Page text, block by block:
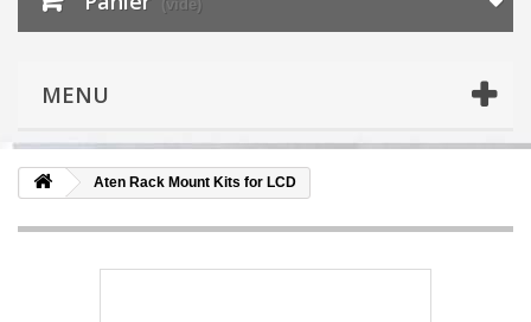
(vide)
MENU
Aten Rack Mount Kits for LCD